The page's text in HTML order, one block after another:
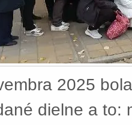
2025
dielne a to: